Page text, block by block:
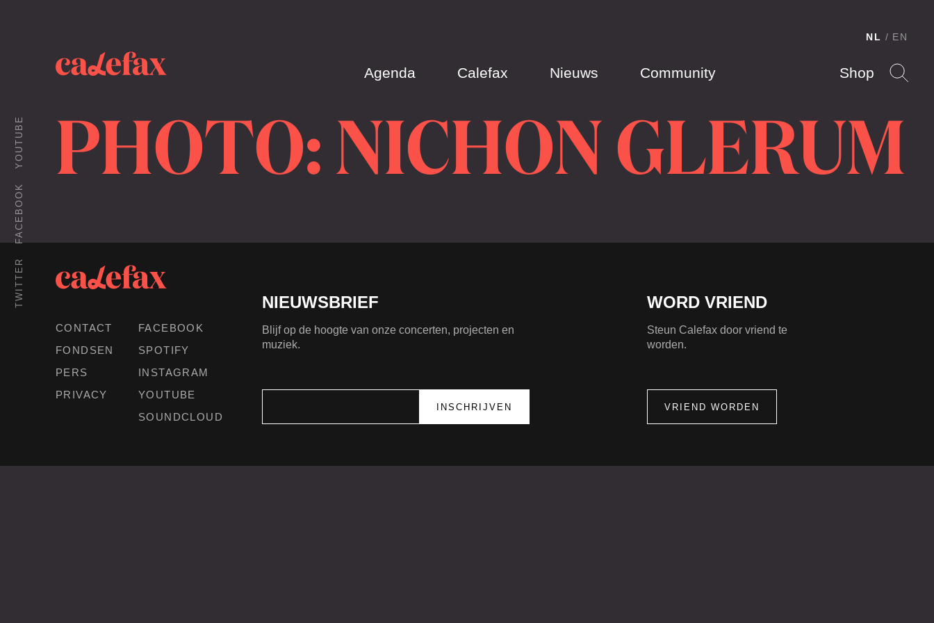
Agenda Calefax Nieuws Community Shop
NL EN
TWITTER
FACEBOOK
YOUTUBE PHOTO: NICHON GLERUM
CONTACT
FONDSEN
PERS
PRIVACY
FACEBOOK
SPOTIFY
INSTAGRAM
YOUTUBE
SOUNDCLOUD
NIEUWSBRIEF
Blijf op de hoogte van onze concerten, projecten en
muziek.
WORD VRIEND
Steun Calefax door vriend te
worden.
VRIEND WORDEN